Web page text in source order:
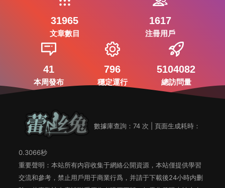
31965
文章數目
1617
注冊用戶
41
本周發布
796
穩定運行
5104082
總訪問量
數據庫查詢：74 次 | 頁面生成耗時：
0.3066秒
重要聲明：本站所有内容收集于網絡公開資源，本站僅提供學習
交流和參考，禁止用戶用于商業行爲，并請于下載後24小時内删